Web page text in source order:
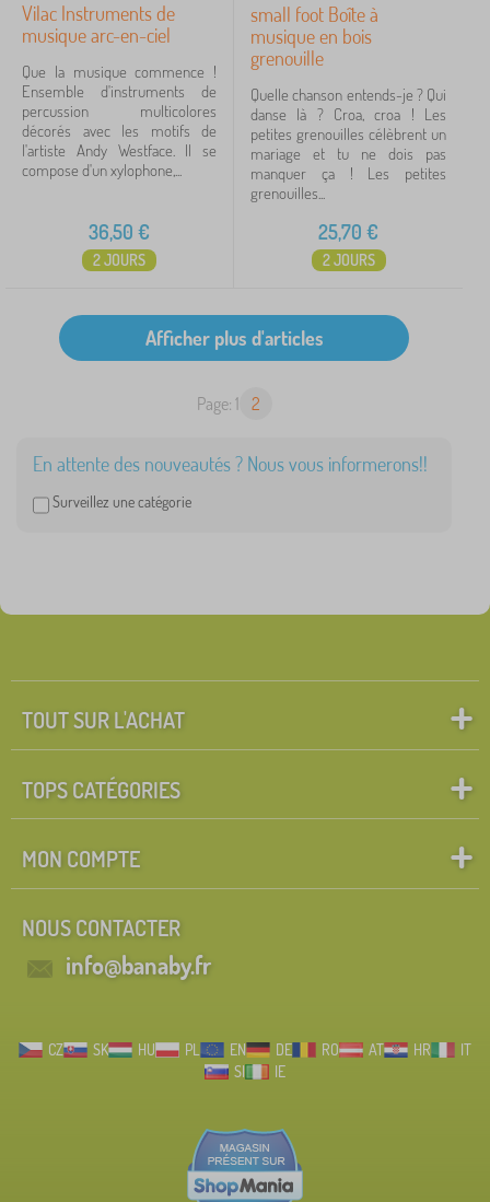
Vilac Instruments de
musique arc-en-ciel
Que la musique commence !
Ensemble d'instruments de
percussion multicolores
décorés avec les motifs de
l'artiste Andy Westface. Il se
compose d'un xylophone,...
36,50 €
2 JOURS
small foot Boîte à
musique en bois
grenouille
Quelle chanson entends-je ? Qui
danse là ? Croa, croa ! Les
petites grenouilles célèbrent un
mariage et tu ne dois pas
manquer ça ! Les petites
grenouilles...
25,70 €
2 JOURS
Page: 1 2
En attente des nouveautés ? Nous vous informerons!!
Surveillez une catégorie
TOUT SUR L'ACHAT
TOPS CATÉGORIES
MON COMPTE
NOUS CONTACTER
info@banaby.fr
CZ SK HU PL EN DE RO AT HR
IT
SI
IE